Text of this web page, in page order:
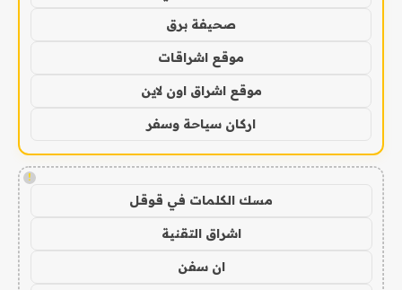
صحيفة برق
موقع اشراقات
موقع اشراق اون لاين
اركان سياحة وسفر
!
مسك الكلمات في قوقل
اشراق التقنية
ان سفن